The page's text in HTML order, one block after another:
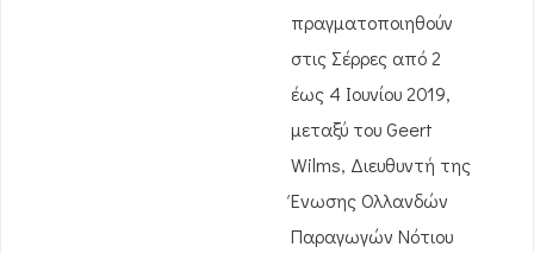
πραγματοποιηθούν
στις Σέρρες από 2
έως 4 Ιουνίου 2019,
μεταξύ του Geert
Wilms, Διευθυντή της
Ένωσης Ολλανδών
Παραγωγών Νότιου